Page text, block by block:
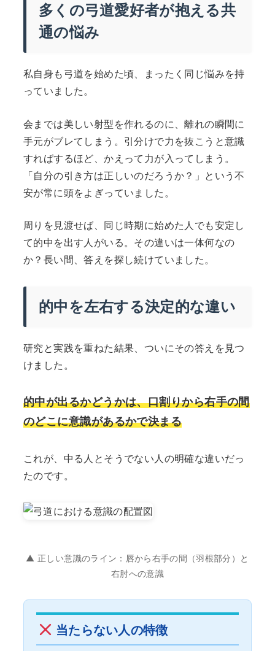
多くの弓道愛好者が抱える共
通の悩み
私自身も弓道を始めた頃、まったく同じ悩みを持
っていました。
会までは美しい射型を作れるのに、離れの瞬間に
手元がブレてしまう。引分けで力を抜こうと意識
すればするほど、かえって力が入ってしまう。
「自分の引き方は正しいのだろうか？」という不
安が常に頭をよぎっていました。
周りを見渡せば、同じ時期に始めた人でも安定し
て的中を出す人がいる。その違いは一体何なの
か？長い間、答えを探し続けていました。
的中を左右する決定的な違い
研究と実践を重ねた結果、ついにその答えを見つ
けました。
的中が出るかどうかは、口割りから右手の間
のどこに意識があるかで決まる
これが、中る人とそうでない人の明確な違いだっ
たのです。
▲ 正しい意識のライン：唇から右手の間（羽根部分）と
右肘への意識
当たらない人の特徴